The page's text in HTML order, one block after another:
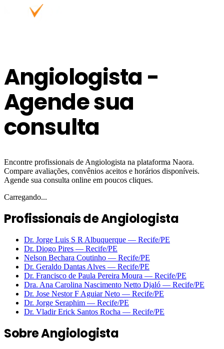
Angiologista -
Agende sua
consulta
Encontre profissionais de Angiologista na plataforma Naora.
Compare avaliações, convênios aceitos e horários disponíveis.
Agende sua consulta online em poucos cliques.
Carregando...
Profissionais de Angiologista
Dr. Jorge Luis S R Albuquerque — Recife/PE
Dr. Diogo Pires — Recife/PE
Nelson Bechara Coutinho — Recife/PE
Dr. Geraldo Dantas Alves — Recife/PE
Dr. Francisco de Paula Pereira Moura — Recife/PE
Dra. Ana Carolina Nascimento Netto Djaló — Recife/PE
Dr. Jose Nestor F Aguiar Neto — Recife/PE
Dr. Jorge Seraphim — Recife/PE
Dr. Vladir Erick Santos Rocha — Recife/PE
SobreAngiologista